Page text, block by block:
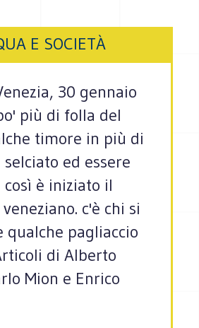
E SOCIETÀ
30 gennaio
più di folla del
timore in più di
ed essere
è iniziato il
c'è chi si
qualche pagliaccio
di Alberto
Mion e Enrico